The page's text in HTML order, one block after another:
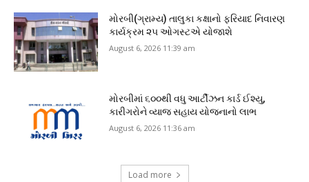
મોરબી(ગ્રામ્ય) તાલુકા કક્ષાનો ફરિયાદ નિવારણ
કાર્યક્રમ ૨૫ ઓગસ્ટએ યોજાશે
August 6, 2026 11:39 am
મોરબીમાં ૬૦૦થી વધુ આર્ટીઝન કાર્ડ ઈશ્યુ,
કારીગરોને વ્યાજ સહાય યોજનાનો લાભ
August 6, 2026 11:36 am
Load more